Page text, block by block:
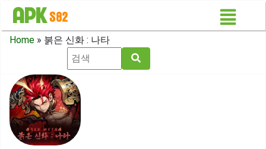
Home » 붉은 신화 : 나타